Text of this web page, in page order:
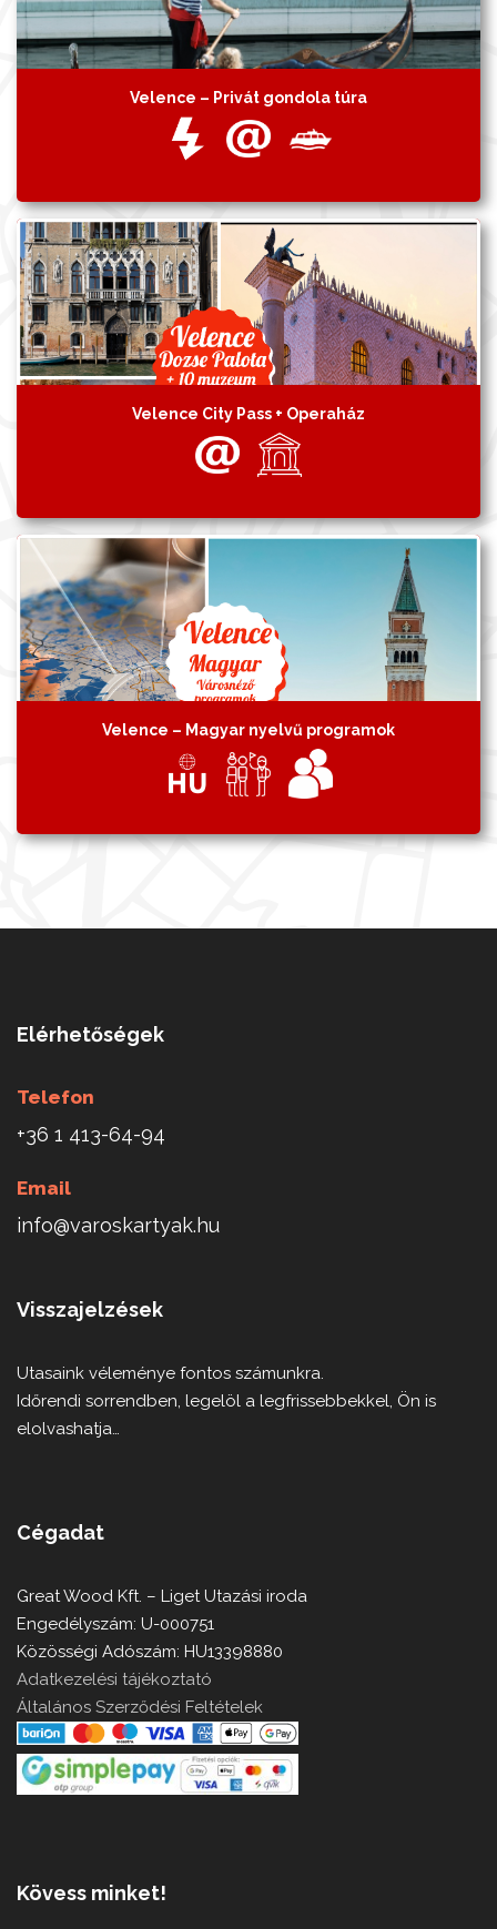
Velence – Privát gondola túra
Velence City Pass + Operaház
Velence – Magyar nyelvű programok
Elérhetőségek
Telefon
+36 1 413-64-94
Email
info@varoskartyak.hu
Visszajelzések
Utasaink véleménye fontos számunkra.
Időrendi sorrendben, legelöl a legfrissebbekkel, Ön is
elolvashatja…
Cégadat
Great Wood Kft. – Liget Utazási iroda
Engedélyszám: U-000751
Közösségi Adószám: HU13398880
Adatkezelési tájékoztató
Általános Szerződési Feltételek
Kövess minket!